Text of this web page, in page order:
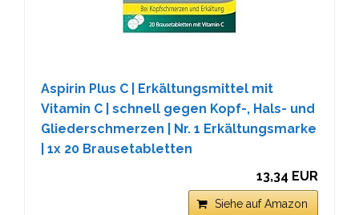
Aspirin Plus C | Erkältungsmittel mit
Vitamin C | schnell gegen Kopf-, Hals- und
Gliederschmerzen | Nr. 1 Erkältungsmarke
| 1x 20 Brausetabletten
13,34 EUR
Siehe auf Amazon